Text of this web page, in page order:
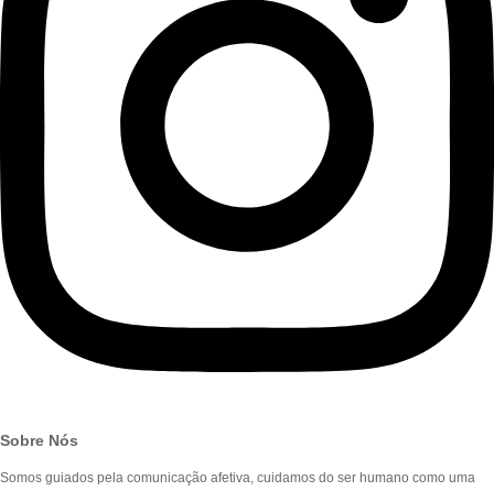
Sobre Nós
Somos guiados pela comunicação afetiva, cuidamos do ser humano como uma